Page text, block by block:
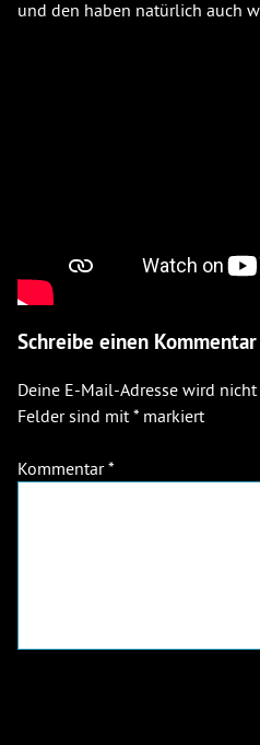
und den haben natürlich auch
Schreibe einen Kommentar
Deine E-Mail-Adresse wird
Felder sind mit* markiert
Kommentar*